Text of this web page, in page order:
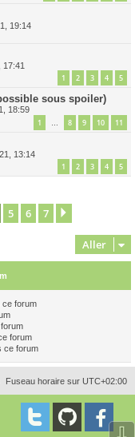
19:14
17:41
1 2 3 4 5
sous spoiler)
18:59
1 … 8 9 10 11
13:14
1 2 3 4 5
5 6 7
Aller
ce forum
forum
ce forum
Fuseau horaire sur UTC+02:00